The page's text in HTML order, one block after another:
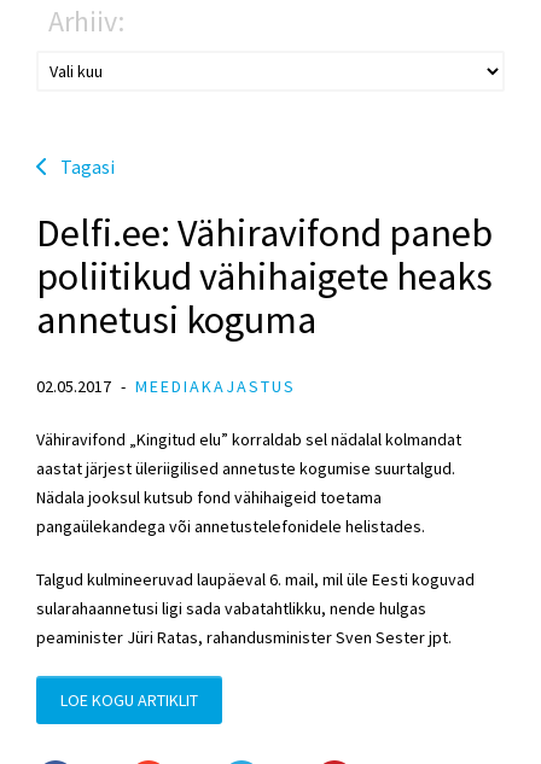
Arhiiv:
Tagasi
Delfi.ee: Vähiravifond paneb
poliitikud vähihaigete heaks
annetusi koguma
02.05.2017 MEEDIAKAJASTUS
Vähiravifond „Kingitud elu” korraldab sel nädalal kolmandat
aastat järjest üleriigilised annetuste kogumise suurtalgud.
Nädala jooksul kutsub fond vähihaigeid toetama
pangaülekandega või annetustelefonidele helistades.
Talgud kulmineeruvad laupäeval 6. mail, mil üle Eesti koguvad
sularahaannetusi ligi sada vabatahtlikku, nende hulgas
peaminister Jüri Ratas, rahandusminister Sven Sester jpt.
LOE KOGU ARTIKLIT